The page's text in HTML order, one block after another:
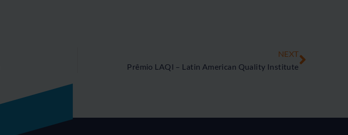
NEXT
Prêmio LAQI – Latin American Quality Institute